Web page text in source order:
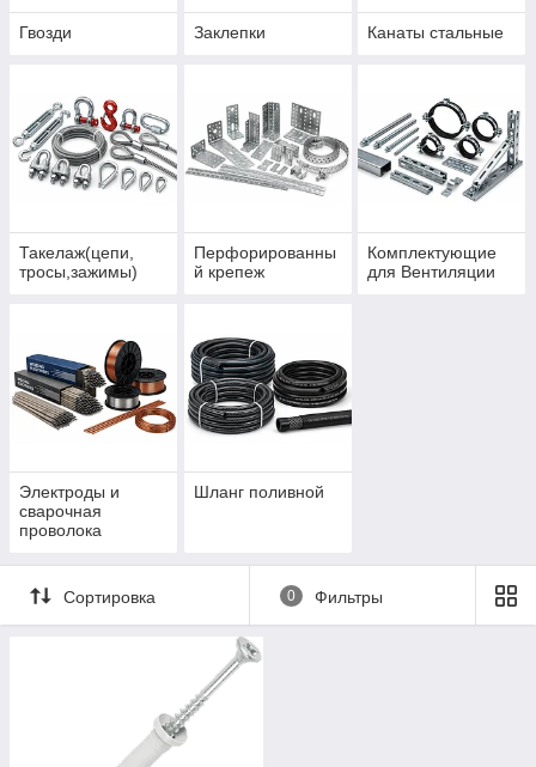
Гвозди Заклепки Канаты стальные
Такелаж(цепи,
тросы,зажимы)
Перфорированны
й крепеж
Комплектующие
для Вентиляции
Электроды и
сварочная
проволока
Шланг поливной
Сортировка 0 Фильтры